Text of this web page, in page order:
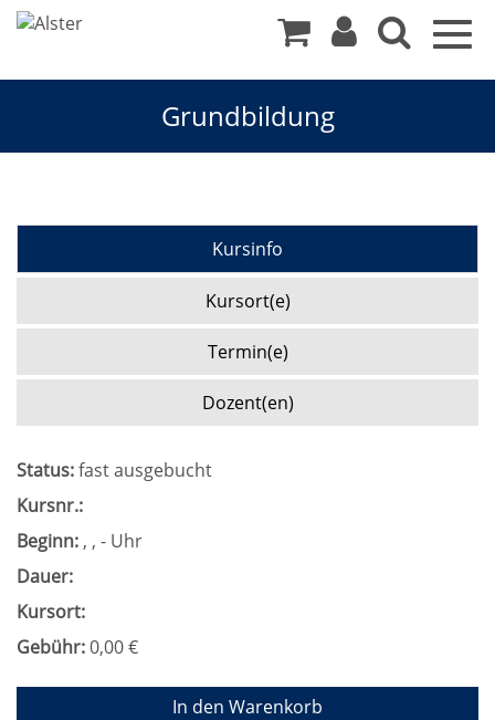
Grundbildung
Kursinfo
Kursort(e)
Termin(e)
Dozent(en)
Status:fast ausgebucht
Kursnr.:
Beginn: , , - Uhr
Dauer:
Kursort:
Gebühr:0,00 €
In den Warenkorb